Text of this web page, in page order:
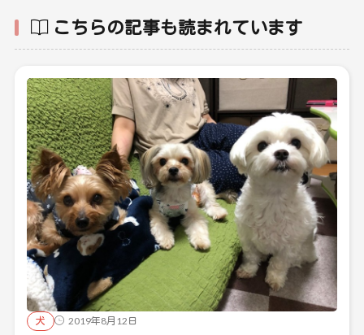
こちらの記事も読まれています
犬 2019年8月12日